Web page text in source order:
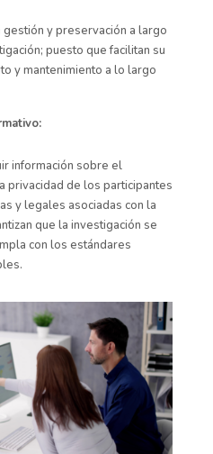
y preservación a largo
puesto que facilitan su
y mantenimiento a lo largo
información sobre el
privacidad de los participantes
y legales asociadas con la
que la investigación se
con los estándares